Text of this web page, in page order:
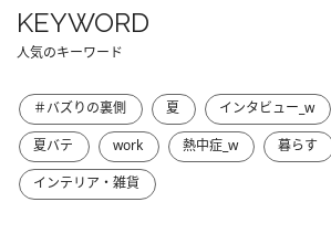
KEYWORD
人気のキーワード
＃バズりの裏側 夏 インタビュー_w
夏バテ
work 熱中症_w
暮らす
インテリア・雑貨